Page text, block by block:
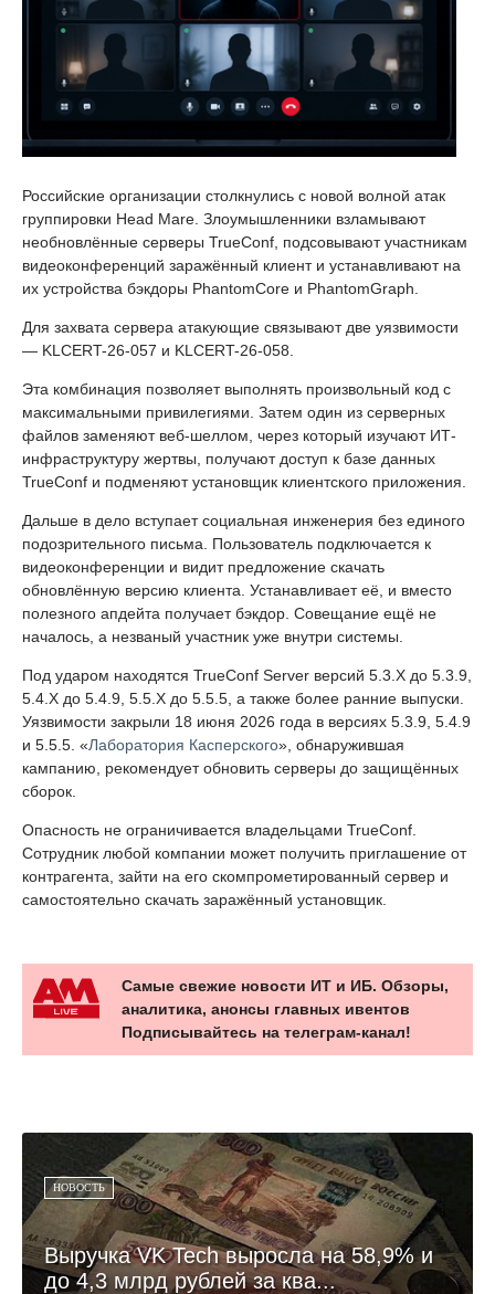
Российские организации столкнулись с новой волной атак
группировки Head Mare. Злоумышленники взламывают
необновлённые серверы TrueConf, подсовывают участникам
видеоконференций заражённый клиент и устанавливают на
их устройства бэкдоры PhantomCore и PhantomGraph.
Для захвата сервера атакующие связывают две уязвимости
— KLCERT-26-057 и KLCERT-26-058.
Эта комбинация позволяет выполнять произвольный код с
максимальными привилегиями. Затем один из серверных
файлов заменяют веб-шеллом, через который изучают ИТ-
инфраструктуру жертвы, получают доступ к базе данных
TrueConf и подменяют установщик клиентского приложения.
Дальше в дело вступает социальная инженерия без единого
подозрительного письма. Пользователь подключается к
видеоконференции и видит предложение скачать
обновлённую версию клиента. Устанавливает её, и вместо
полезного апдейта получает бэкдор. Совещание ещё не
началось, а незваный участник уже внутри системы.
Под ударом находятся TrueConf Server версий 5.3.X до 5.3.9,
5.4.X до 5.4.9, 5.5.X до 5.5.5, а также более ранние выпуски.
Уязвимости закрыли 18 июня 2026 года в версиях 5.3.9, 5.4.9
и 5.5.5. «Лаборатория Касперского», обнаружившая
кампанию, рекомендует обновить серверы до защищённых
сборок.
Опасность не ограничивается владельцами TrueConf.
Сотрудник любой компании может получить приглашение от
контрагента, зайти на его скомпрометированный сервер и
самостоятельно скачать заражённый установщик.
Самые свежие новости ИТ и ИБ. Обзоры,
аналитика, анонсы главных ивентов
Подписывайтесь на телеграм-канал!
НОВОСТЬ
Выручка VK Tech выросла на 58,9% и
до 4,3 млрд рублей за ква...